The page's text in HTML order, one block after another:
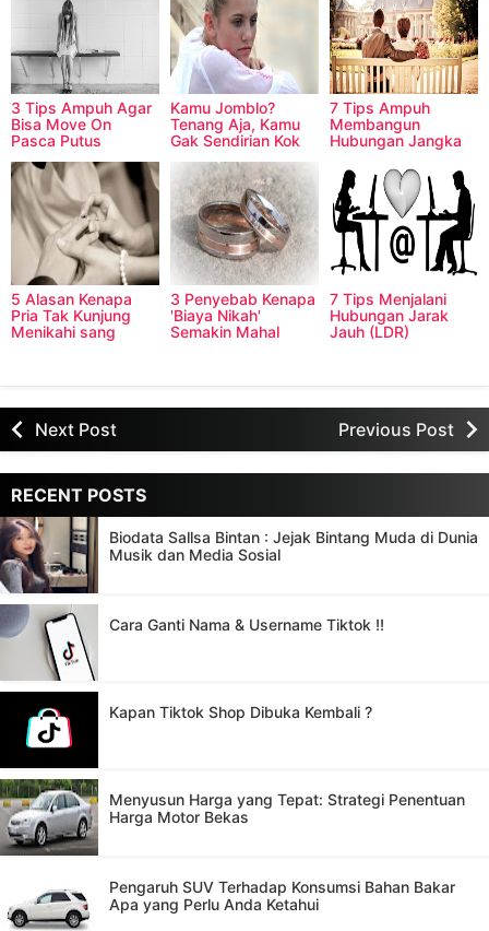
3 Tips Ampuh Agar
Bisa Move On
Pasca Putus
Kamu Jomblo?
Tenang Aja, Kamu
Gak Sendirian Kok
7 Tips Ampuh
Hubungan Jangka
Panjang
5 Alasan Kenapa
Pacar
3 Penyebab Kenapa
7 Tips Menjalani
Next Post Previous Post
RECENT POSTS